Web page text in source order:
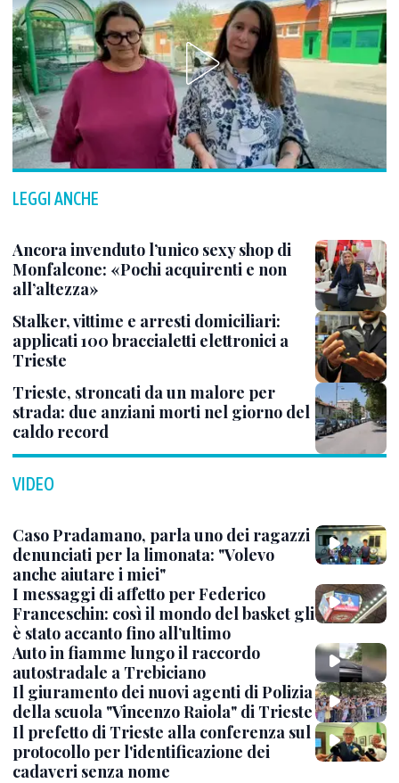
LEGGI ANCHE
Ancora invenduto l’unico sexy shop di
Monfalcone: «Pochi acquirenti e non
all’altezza»
Stalker, vittime e arresti domiciliari:
applicati 100 braccialetti elettronici a
Trieste
Trieste, stroncati da un malore per
strada: due anziani morti nel giorno del
caldo record
VIDEO
Caso Pradamano, parla uno dei ragazzi
denunciati per la limonata: "Volevo
anche aiutare i miei"
I messaggi di affetto per Federico
Franceschin: così il mondo del basket gli
è stato accanto fino all’ultimo
Auto in fiamme lungo il raccordo
autostradale a Trebiciano
Il giuramento dei nuovi agenti di Polizia
della scuola "Vincenzo Raiola" di Trieste
Il prefetto di Trieste alla conferenza sul
protocollo per l'identificazione dei
cadaveri senza nome